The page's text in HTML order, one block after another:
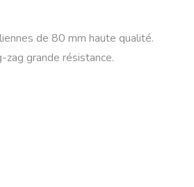
de 80 mm haute qualité.
grande résistance.